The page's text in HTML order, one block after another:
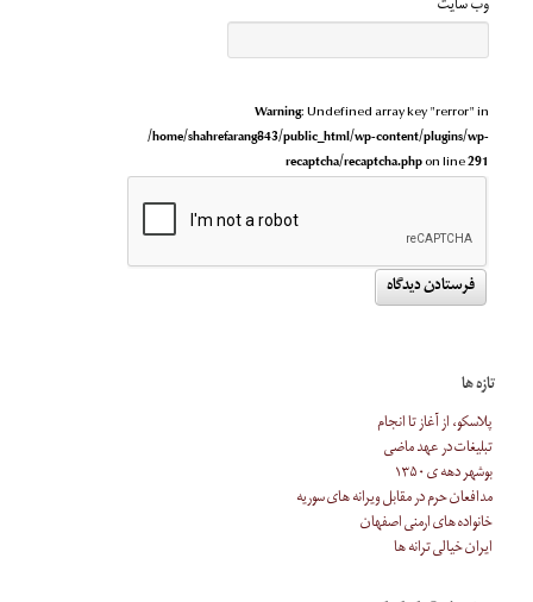
Warning: Undefined array key "rerror" in
/home/shahrefarang843/public_html/wp-content/plugins/wp-
recaptcha/recaptcha.phpon line291
تازه ها
پلاسکو، از آغاز تا انجام
تبلیغات در عهد ماضی
بوشهر دهه ی ۱۳۵۰
مدافعان حرم در مقابل ویرانه های سوریه
خانواده های ارمنی اصفهان
ایران خیالی ترانه ها